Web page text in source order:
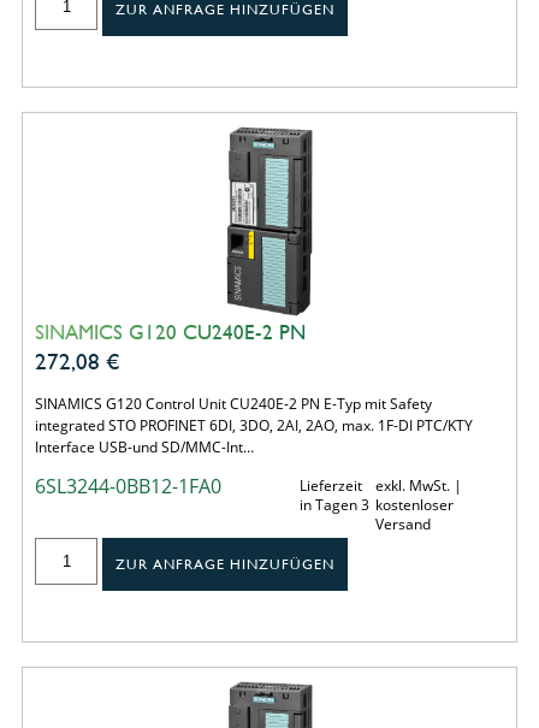
ZUR ANFRAGE HINZUFÜGEN
SINAMICS G120 CU240E-2 PN
272,08 €
SINAMICS G120 Control Unit CU240E-2 PN E-Typ mit Safety
integrated STO PROFINET 6DI, 3DO, 2AI, 2AO, max. 1F-DI PTC/KTY
Interface USB-und SD/MMC-Int…
6SL3244-0BB12-1FA0
Lieferzeit
in Tagen 3
exkl. MwSt. |
kostenloser
Versand
ZUR ANFRAGE HINZUFÜGEN